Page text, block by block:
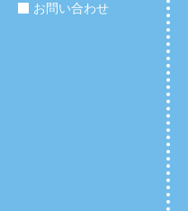
お問い合わせ